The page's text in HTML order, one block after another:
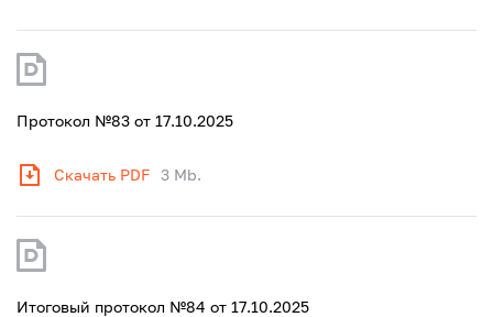
Протокол №83 от 17.10.2025
Скачать PDF 3 Mb.
Итоговый протокол №84 от 17.10.2025